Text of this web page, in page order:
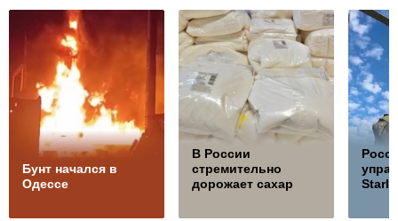
Бунт начался в
Одессе
В России
стремительно
дорожает сахар